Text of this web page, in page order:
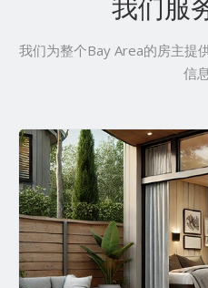
我们服
我们为整个Bay Area的房主提
信息